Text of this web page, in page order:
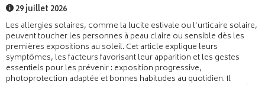
29 juillet 2026
Les allergies solaires, comme la lucite estivale ou l’urticaire solaire,
peuvent toucher les personnes à peau claire ou sensible dès les
premières expositions au soleil. Cet article explique leurs
symptômes, les facteurs favorisant leur apparition et les gestes
essentiels pour les prévenir : exposition progressive,
photoprotection adaptée et bonnes habitudes au quotidien. Il